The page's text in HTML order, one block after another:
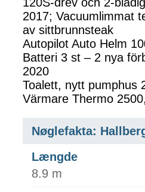
2017; Vacuumlimmat
av sittbrunnsteak
Autopilot Auto Helm
Batteri 3 st – 2 nya
2020
Toalett, nytt pumphus
Värmare Thermo
Nøglefakta:
Længde
8.9 m